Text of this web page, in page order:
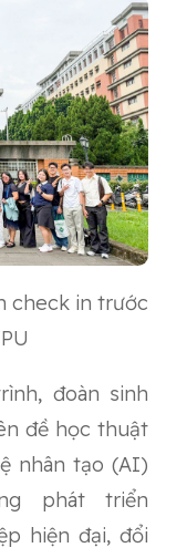
check in trước
đoàn sinh
đề học thuật
nhân tạo (AI)
phát triển
hiện đại, đổi